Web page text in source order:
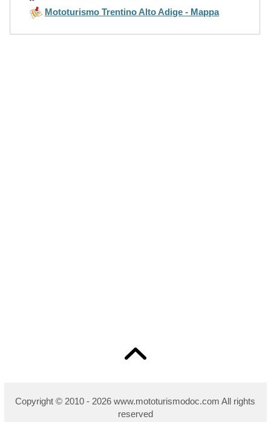
Mototurismo Trentino Alto Adige - Mappa
Copyright © 2010 - 2026 www.mototurismodoc.com All rights
reserved